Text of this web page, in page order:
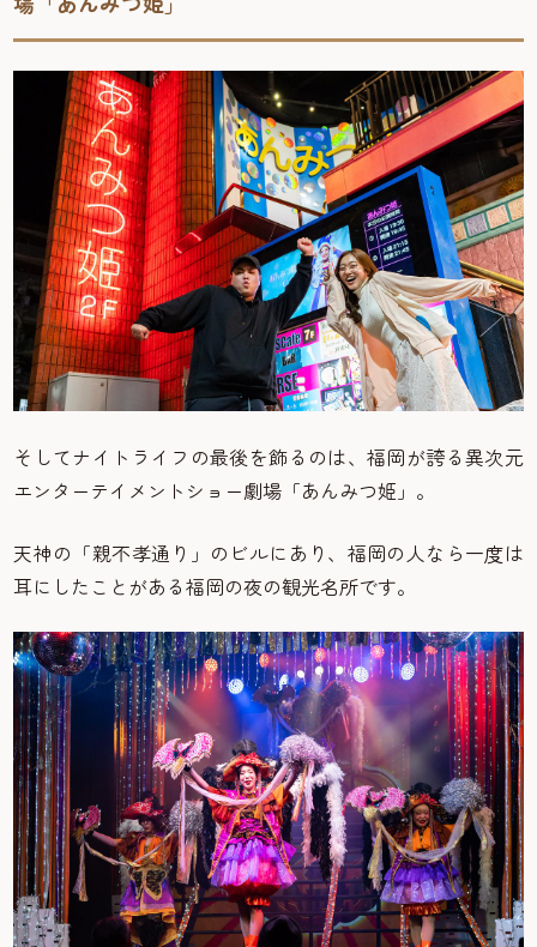
そしてナイトライフの最後を飾るのは、福岡が誇る異次元
エンターテイメントショー劇場「あんみつ姫」。
天神の「親不孝通り」のビルにあり、福岡の人なら一度は
耳にしたことがある福岡の夜の観光名所です。